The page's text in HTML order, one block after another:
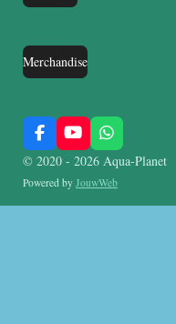
Merchandise
F
a
c
e
o
Y
o
u
T
b
W
h
a
t
A
© 2020 - 2026 Aqua-Planet
Powered by JouwWeb